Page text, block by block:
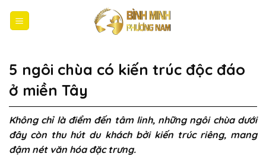
qua
5 ngôi chùa có kiến trúc độc đáo
ở miền Tây
Không chỉ là điểm đến tâm linh, những ngôi chùa dưới
đây còn thu hút du khách bởi kiến trúc riêng, mang
đậm nét văn hóa đặc trưng.